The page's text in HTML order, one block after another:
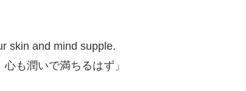
skin and mind supple.
も潤いで満ちるはず」